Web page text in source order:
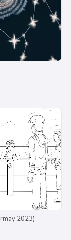
2023)